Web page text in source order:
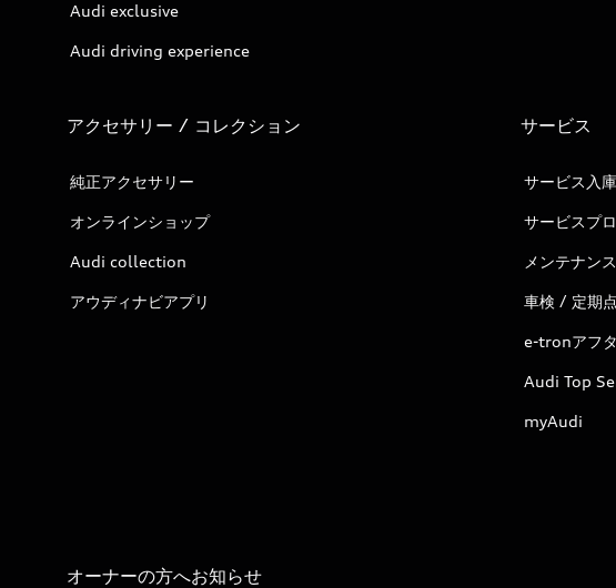
Audi exclusive
Audi driving experience
アクセサリー / コレクション
純正アクセサリー
オンラインショップ
Audi collection
アウディナビアプリ
サービス
サービス入
サービスプ
メンテナンス
車検 / 定期
e-tronアフ
Audi Top
myAudi
オーナーの方へお知らせ